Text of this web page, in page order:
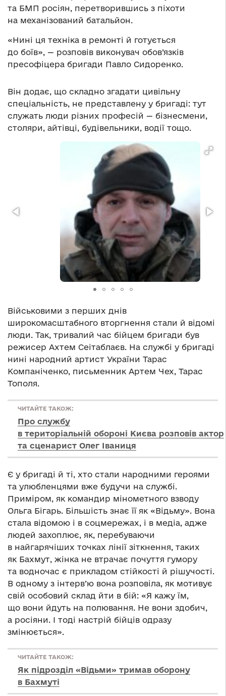
та БМП росіян, перетворившись з піхоти
на механізований батальйон.
«Нині ця техніка в ремонті й готується
до боїв», — розповів виконувач обов’язків
пресофіцера бригади Павло Сидоренко.
Він додає, що складно згадати цивільну
спеціальність, не представлену у бригаді: тут
служать люди різних професій — бізнесмени,
столяри, айтівці, будівельники, водії тощо.
Військовими з перших днів
широкомасштабного вторгнення стали й відомі
люди. Так, тривалий час бійцем бригади був
режисер Ахтем Сеітаблаєв. На службі у бригаді
нині народний артист України Тарас
Компаніченко, письменник Артем Чех, Тарас
Тополя.
ЧИТАЙТЕ ТАКОЖ:
Про службу
в територіальній обороні Києва розповів актор
та сценарист Олег Іваниця
Є у бригаді й ті, хто стали народними героями
та улюбленцями вже будучи на службі.
Приміром, як командир мінометного взводу
Ольга Бігарь. Більшість знає її як «‎Відьму». Вона
стала відомою і в соцмережах, і в медіа, адже
людей захоплює, як, перебуваючи
в найгарячіших точках лінії зіткнення, таких
як Бахмут, жінка не втрачає почуття гумору
та водночас є прикладом стійкості й рішучості.
В одному з інтерв’ю вона розповіла, як мотивує
свій особовий склад йти в бій: «Я кажу їм,
що вони йдуть на полювання. Не вони здобич,
а росіяни. І тоді настрій бійців одразу
змінюється».
ЧИТАЙТЕ ТАКОЖ:
Як підрозділ «Відьми» тримав оборону
в Бахмуті